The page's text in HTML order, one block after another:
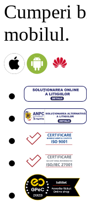
Cumperi
mobilul.